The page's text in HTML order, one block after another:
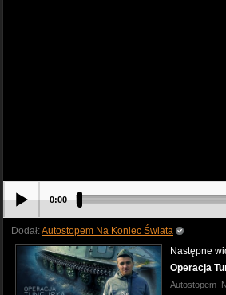
0:00
Dodał:Autostopem Na Koniec Świata
Następne
Operacja